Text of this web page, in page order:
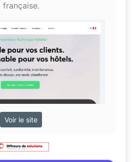
française.
Voir le site